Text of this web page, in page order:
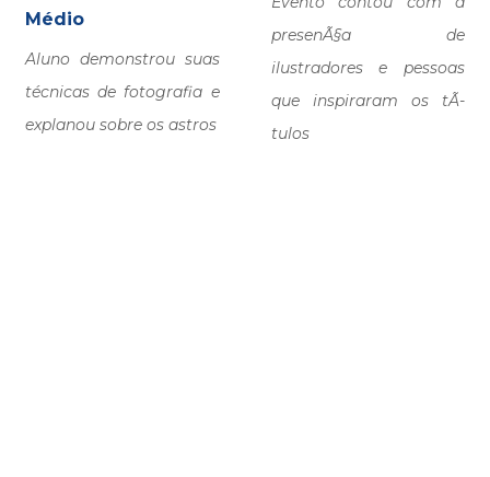
Médio
Aluno demonstrou suas
técnicas de fotografia e
explanou sobre os astros
presenÃ§a de
ilustradores e pessoas
que inspiraram os tÃ­
tulos